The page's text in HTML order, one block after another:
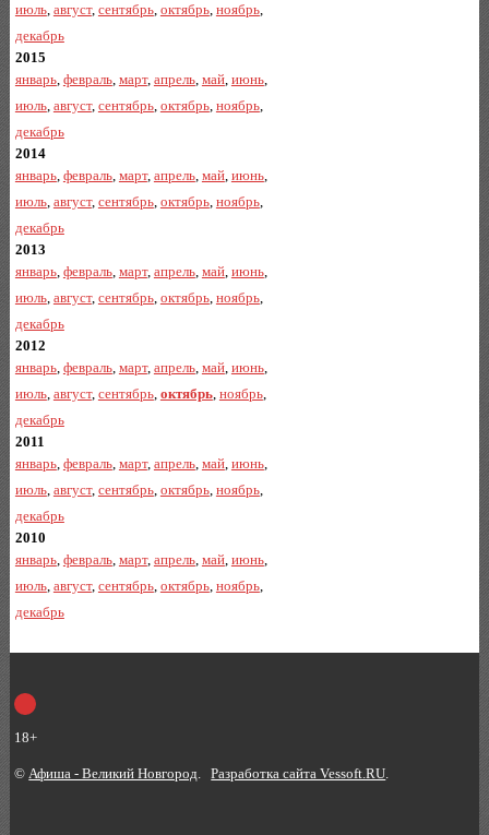
июль, август, сентябрь, октябрь, ноябрь,
декабрь
2015
январь, февраль, март, апрель, май, июнь,
июль, август, сентябрь, октябрь, ноябрь,
декабрь
2014
январь, февраль, март, апрель, май, июнь,
июль, август, сентябрь, октябрь, ноябрь,
декабрь
2013
январь, февраль, март, апрель, май, июнь,
июль, август, сентябрь, октябрь, ноябрь,
декабрь
2012
январь, февраль, март, апрель, май, июнь,
июль, август, сентябрь, октябрь, ноябрь,
декабрь
2011
январь, февраль, март, апрель, май, июнь,
июль, август, сентябрь, октябрь, ноябрь,
декабрь
2010
январь, февраль, март, апрель, май, июнь,
июль, август, сентябрь, октябрь, ноябрь,
декабрь
18+
© Афиша - Великий Новгород .Разработка сайта Vessoft.RU